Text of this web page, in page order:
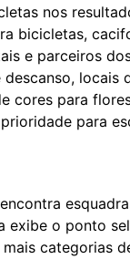
nos
bicicletas,
e parceiros
cores para
para
exibe o ponto
categorias